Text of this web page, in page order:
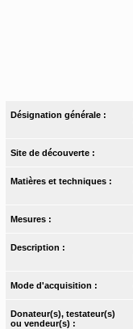
Désignation générale :
Site de découverte :
Matières et techniques :
Mesures :
Description :
Mode d'acquisition :
Donateur(s), testateur(s)
ou vendeur(s) :